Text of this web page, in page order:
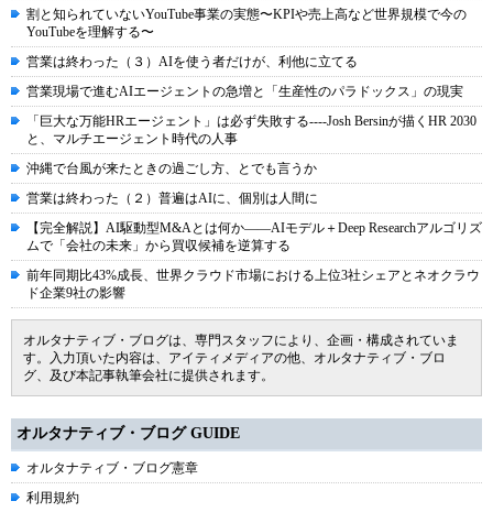
割と知られていないYouTube事業の実態〜KPIや売上高など世界規模で今の
YouTubeを理解する〜
営業は終わった（３）AIを使う者だけが、利他に立てる
営業現場で進むAIエージェントの急増と「生産性のパラドックス」の現実
「巨大な万能HRエージェント」は必ず失敗する----Josh Bersinが描くHR 2030
と、マルチエージェント時代の人事
沖縄で台風が来たときの過ごし方、とでも言うか
営業は終わった（２）普遍はAIに、個別は人間に
【完全解説】AI駆動型M&Aとは何か――AIモデル＋Deep Researchアルゴリズ
ムで「会社の未来」から買収候補を逆算する
前年同期比43%成長、世界クラウド市場における上位3社シェアとネオクラウ
ド企業9社の影響
オルタナティブ・ブログは、専門スタッフにより、企画・構成されていま
す。入力頂いた内容は、アイティメディアの他、オルタナティブ・ブロ
グ、及び本記事執筆会社に提供されます。
オルタナティブ・ブログ GUIDE
オルタナティブ・ブログ憲章
利用規約